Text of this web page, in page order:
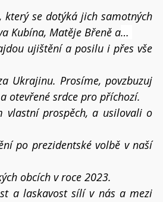
se dotýká jich samotných
Kubína, Matěje Břeně a…
ujištění a posilu i přes vše
Ukrajinu. Prosíme, povzbuzuj
otevřené srdce pro příchozí.
vlastní prospěch, a usilovali o
po prezidentské volbě v naší
obcích v roce 2023.
a laskavost sílí v nás a mezi